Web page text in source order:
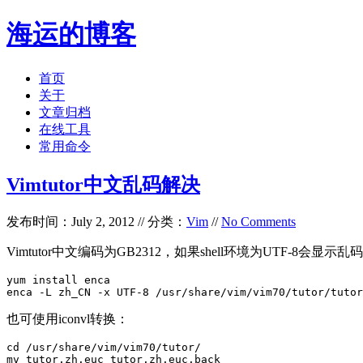
海运的博客
首页
关于
文章归档
在线工具
常用命令
Vimtutor中文乱码解决
发布时间：July 2, 2012 // 分类： Vim //No Comments
Vimtutor中文编码为GB2312，如果shell环境为UTF-8会显示乱
yum install enca
enca -L zh_CN -x UTF-8 /usr/share/vim/vim70/tutor/
也可使用iconvl转换：
cd /usr/share/vim/vim70/tutor/
mv tutor.zh.euc tutor.zh.euc.back